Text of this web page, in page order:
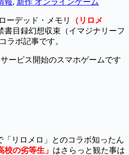
ーデッド・メモリ
（リロメ
書目録幻想収束（イマジナリーフ
ラボ記事です。
ービス開始のスマホゲームです
「リロメロ」とのコラボ知ったん
校の劣等生」 はさらっと観た事は